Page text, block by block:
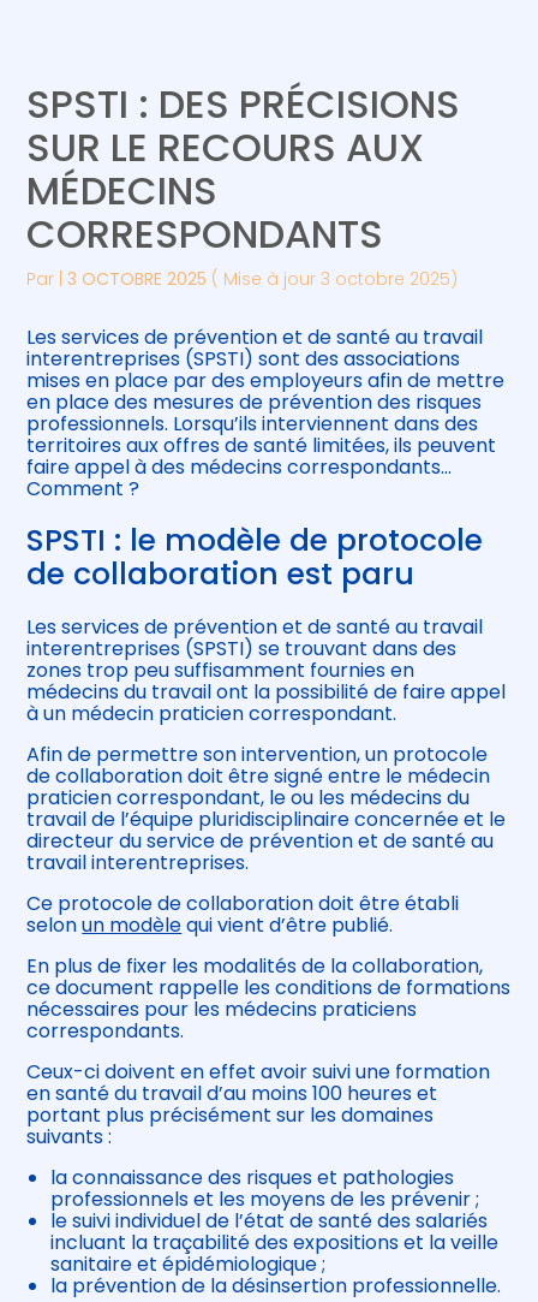
Gérer votre quotidien
Piloter votre entreprise
Développer votre entreprise
Être prêt pour la facturation
électronique
Suivre votre comptabilité
Gérer vos ressources humaines
SPSTI : DES PRÉCISIONS
SUR LE RECOURS AUX
MÉDECINS
CORRESPONDANTS
Par |3 OCTOBRE 2025 ( Mise à jour 3 octobre 2025)
Les services de prévention et de santé au travail
interentreprises (SPSTI) sont des associations
mises en place par des employeurs afin de mettre
en place des mesures de prévention des risques
professionnels. Lorsqu’ils interviennent dans des
territoires aux offres de santé limitées, ils peuvent
faire appel à des médecins correspondants…
Comment ?
SPSTI : le modèle de protocole
de collaboration est paru
Les services de prévention et de santé au travail
interentreprises (SPSTI) se trouvant dans des
zones trop peu suffisamment fournies en
médecins du travail ont la possibilité de faire appel
à un médecin praticien correspondant.
Afin de permettre son intervention, un protocole
de collaboration doit être signé entre le médecin
praticien correspondant, le ou les médecins du
travail de l’équipe pluridisciplinaire concernée et le
directeur du service de prévention et de santé au
travail interentreprises.
Ce protocole de collaboration doit être établi
selonun modèlequi vient d’être publié.
En plus de fixer les modalités de la collaboration,
ce document rappelle les conditions de formations
nécessaires pour les médecins praticiens
correspondants.
Ceux-ci doivent en effet avoir suivi une formation
en santé du travail d’au moins 100 heures et
portant plus précisément sur les domaines
suivants :
la connaissance des risques et pathologies
professionnels et les moyens de les prévenir ;
le suivi individuel de l’état de santé des salariés
incluant la traçabilité des expositions et la veille
sanitaire et épidémiologique ;
la prévention de la désinsertion professionnelle.